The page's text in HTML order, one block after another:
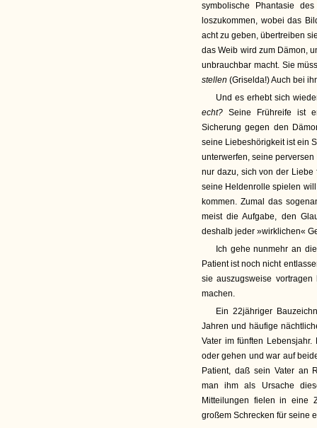
symbolische Phantasie
loszukommen, wobei das
acht zu geben, übertreiben
das Weib wird zum Dämon,
unbrauchbar macht. Sie
stellen (Griselda!) Auch bei
Und es erhebt sich
echt? Seine Frühreife ist
Sicherung gegen den
seine Liebeshörigkeit ist ein
unterwerfen, seine
nur dazu, sich von der Liebe
seine Heldenrolle spielen
kommen. Zumal das
meist die Aufgabe, den
deshalb jeder »wirklichen«
Ich gehe nunmehr an
Patient ist noch nicht
sie auszugsweise
machen.
Ein 22jähriger
Jahren und häufige
Vater im fünften
oder gehen und war auf
Patient, daß sein Vater an
man ihm als Ursache
Mitteilungen fielen in eine
großem Schrecken für seine